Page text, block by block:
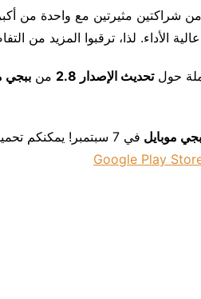
من شراكتين مثيرتين مع واحدة من
الأداء. لذا، ترقبوا المزيد من
حولتحديث الإصدار 2.8 من ببجي
موبايل في 7 سبتمبر! يمكنكم تحميل اللعبة مجاناً عن طريق متجر التطبيقات
Google Play